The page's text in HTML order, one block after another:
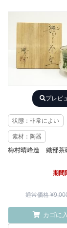
プレビ
状態：非常によい
素材：陶器
梅村晴峰造 織部茶
期間
通常価格
カゴに